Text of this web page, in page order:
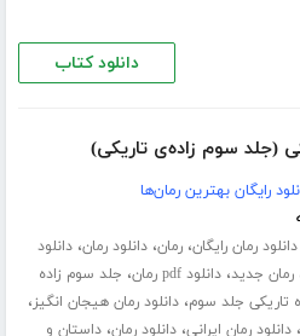
دانلود کتاب
(جلد سوم زاده‌ی تاریکی)
رایگان بهترین رمان‌ها
دانلود رمان رایگان،رمان،دانلود رمان،دانلود
رمان جدید،دانلود pdf رمان ، جلد سوم زاده
تاریکی جلد سوم،دانلود رمان هیجان انگیز،
،دانلود رمان ایرانی،دانلود رمان،داستان و